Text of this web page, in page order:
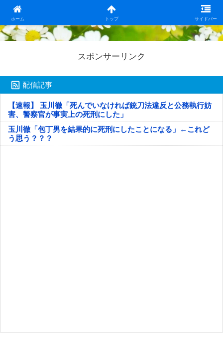
ホーム トップ サイドバー
日本第一！ニュース録
スポンサーリンク
配信記事
【速報】 玉川徹「死んでいなければ銃刀法違反と公務執行妨
害、警察官が事実上の死刑にした」
玉川徹「包丁男を結果的に死刑にしたことになる」←これど
う思う？？？